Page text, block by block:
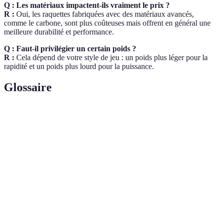
Q : Les matériaux impactent-ils vraiment le prix ?
R : Oui, les raquettes fabriquées avec des matériaux avancés,
comme le carbone, sont plus coûteuses mais offrent en général une
meilleure durabilité et performance.
Q : Faut-il privilégier un certain poids ?
R : Cela dépend de votre style de jeu : un poids plus léger pour la
rapidité et un poids plus lourd pour la puissance.
Glossaire